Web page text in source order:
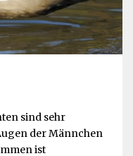
sind sehr
der Männchen
ist